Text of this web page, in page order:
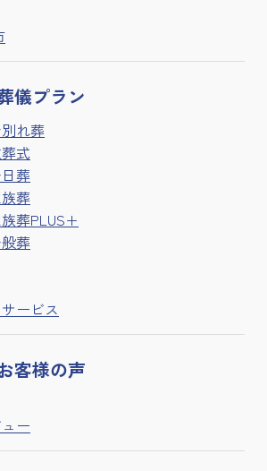
儀プラン
れ葬
式
葬
葬
葬PLUS+
葬
ービス
客様の声
ー